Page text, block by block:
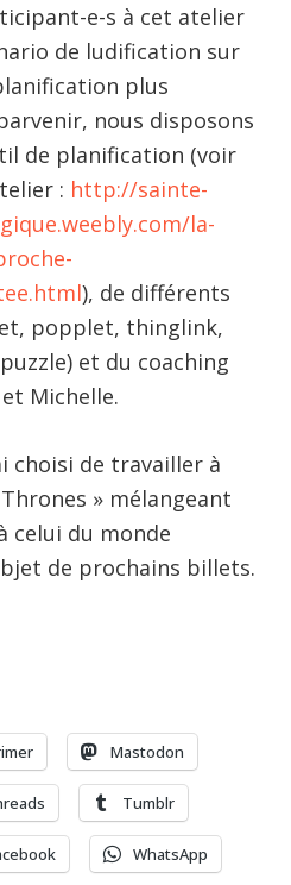
e-s à cet atelier
de ludification sur
plus
nous disposons
de planification (voir
: http://sainte-
la-
), de différents
popplet, thinglink,
et du coaching
Michelle.
choisi de travailler à
» mélangeant
celui du monde
de prochains billets.
Mastodon
Tumblr
WhatsApp